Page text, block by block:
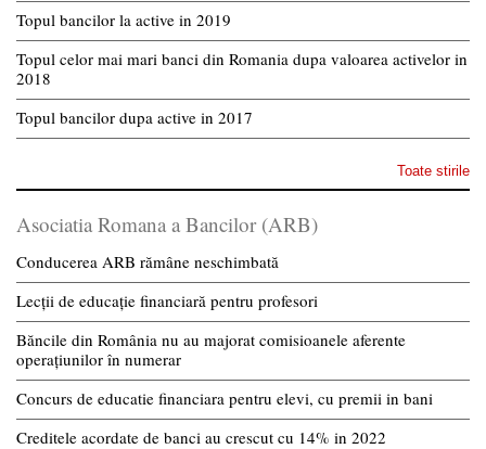
Topul bancilor la active in 2019
Topul celor mai mari banci din Romania dupa valoarea activelor in
2018
Topul bancilor dupa active in 2017
Toate stirile
Asociatia Romana a Bancilor (ARB)
Conducerea ARB rămâne neschimbată
Lecții de educație financiară pentru profesori
Băncile din România nu au majorat comisioanele aferente
operațiunilor în numerar
Concurs de educatie financiara pentru elevi, cu premii in bani
Creditele acordate de banci au crescut cu 14% in 2022